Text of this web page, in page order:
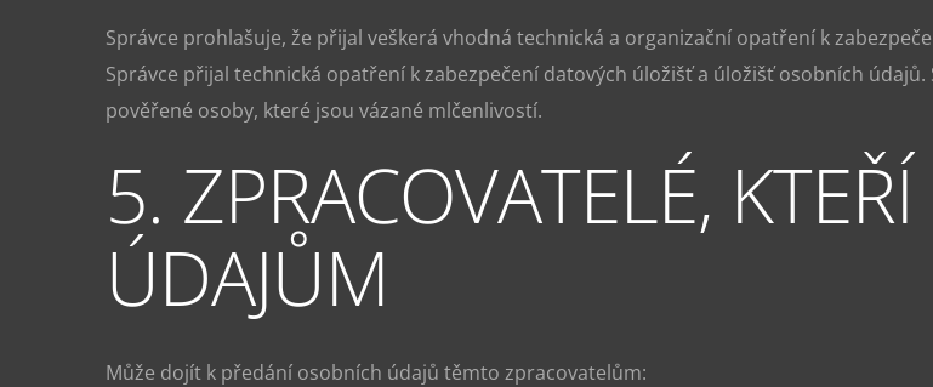
Správce prohlašuje, že přijal veškerá vhodná technická a organizační opatření k
Správce přijal technická opatření k zabezpečení datových úložišť a úložišť osobních
pověřené osoby, které jsou vázané mlčenlivostí.
5. ZPRACOVATELÉ,
ÚDAJŮM
Může dojít k předání osobních údajů těmto zpracovatelům: